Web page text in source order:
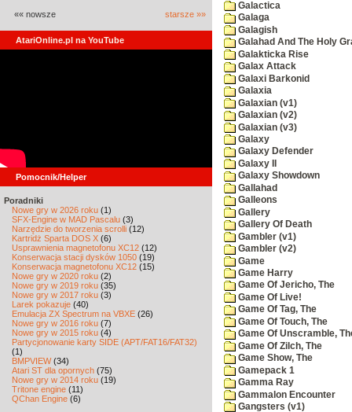
«« nowsze starsze »»
AtariOnline.pl na YouTube
Pomocnik/Helper
Poradniki
Nowe gry w 2026 roku (1)
SFX-Engine w MAD Pascalu (3)
Narzędzie do tworzenia scrolli (12)
Kartridż Sparta DOS X (6)
Usprawnienia magnetofonu XC12 (12)
Konserwacja stacji dysków 1050 (19)
Konserwacja magnetofonu XC12 (15)
Nowe gry w 2020 roku (2)
Nowe gry w 2019 roku (35)
Nowe gry w 2017 roku (3)
Larek pokazuje (40)
Emulacja ZX Spectrum na VBXE (26)
Nowe gry w 2016 roku (7)
Nowe gry w 2015 roku (4)
Partycjonowanie karty SIDE (APT/FAT16/FAT32)
(1)
BMPVIEW(34)
Atari ST dla opornych (75)
Nowe gry w 2014 roku (19)
Tritone engine (11)
QChan Engine (6)
Galactica
Galaga
Galagish
Galahad And The Holy
Galakticka Rise
Galax Attack
Galaxi Barkonid
Galaxia
Galaxian (v1)
Galaxian (v2)
Galaxian (v3)
Galaxy
Galaxy Defender
Galaxy II
Galaxy Showdown
Gallahad
Galleons
Gallery
Gallery Of Death
Gambler (v1)
Gambler (v2)
Game
Game Harry
Game Of Jericho, The
Game Of Live!
Game Of Tag, The
Game Of Touch, The
Game Of Unscramble,
Game Of Zilch, The
Game Show, The
Gamepack 1
Gamma Ray
Gammalon Encounter
Gangsters (v1)